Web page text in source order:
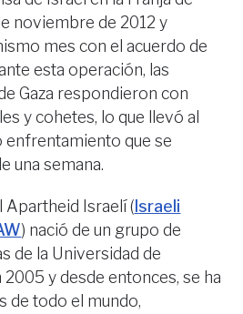
noviembre de 2012 y
mes con el acuerdo de
esta operación, las
Gaza respondieron con
y cohetes, lo que llevó al
enfrentamiento que se
una semana.
Apartheid Israelí ( Israeli
) nació de un grupo de
de la Universidad de
2005 y desde entonces, se ha
de todo el mundo,